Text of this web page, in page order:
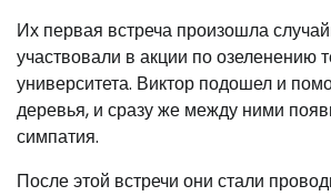
Их первая встреча произошла
участвовали в акции по озеленению
университета. Виктор подошел и
деревья, и сразу же между ними
симпатия.
После этой встречи они стали